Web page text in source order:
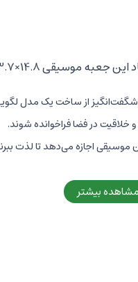
شگفت‌انگیز از ساخت یک مدل
در فضا فراخوانده شوند.
اجازه می‌دهد تا لذت
که بر صفحه‌ایمشاهده بیشتر